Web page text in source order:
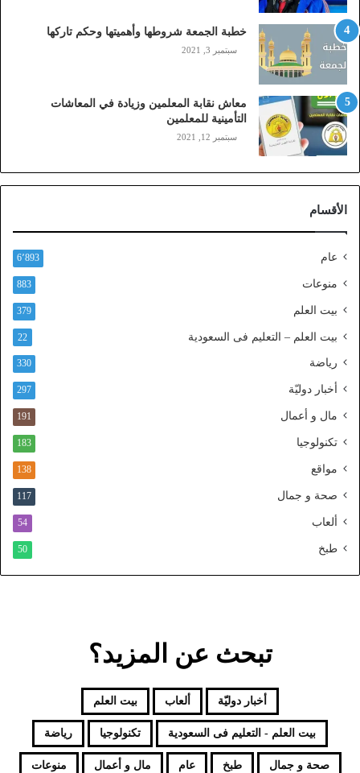
ا
ي
ل
ي
ز
ي
ن
)
ا
ل
ف
ا
ا
ل
ط
ا
م
و
د
خطبة الجمعة شروطها وأهميتها وحكم تاركها
سبتمبر 3, 2021
معاش نقابة المعلمين وزيادة في المعاشات
التأمينية للمعلمين
سبتمبر 12, 2021
الأقسام
عام 6٬893
منوعات 883
بيت العلم 379
بيت العلم – التعليم فى السعودية 22
رياضة 330
أخبار دوليّة 297
مال و أعمال 191
تكنولوجيا 183
مواقع 138
صحة و جمال 117
ألعاب 54
طبخ 50
تبحث عن المزيد؟
أخبار دوليّة ألعاب بيت العلم
بيت العلم - التعليم فى السعودية تكنولوجيا رياضة
صحة و جمال طبخ عام مال و أعمال منوعات